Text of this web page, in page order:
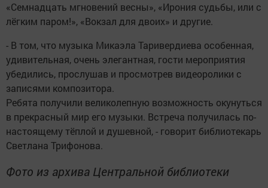
«Семнадцать мгновений весны», «Ирония судьбы, или с
лёгким паром!», «Вокзал для двоих» и другие.
- В том, что музыка Микаэла Таривердиева особенная,
удивительная, очень элегантная, гости мероприятия
убедились, прослушав и просмотрев видеоролики с
записями композитора.
Ребята получили великолепную возможность окунуться
в прекрасный мир его музыки. Встреча получилась по-
настоящему тёплой и душевной, - говорит библиотекарь
Светлана Трифонова.
Фото из архива Центральной библиотеки